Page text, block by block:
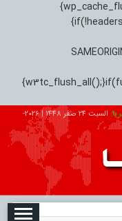
با: السبت 24 صفر 1448 |
2026-
درباره ما ارتباط با ما